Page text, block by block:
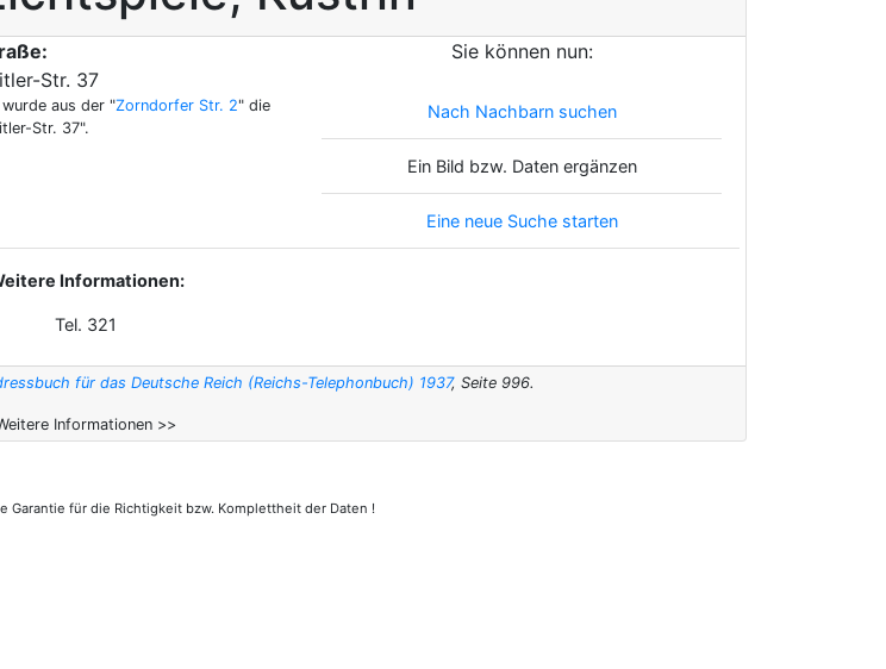
Str. 37
aus der "Zorndorfer Str. 2" die
Str. 37".
Sie können nun:
Nach Nachbarn suchen
Ein Bild bzw. Daten ergänzen
Eine neue Suche starten
Informationen:
Tel. 321
für das Deutsche Reich (Reichs-Telephonbuch) 1937, Seite 996.
Informationen >>
Garantie für die Richtigkeit bzw. Komplettheit der Daten !